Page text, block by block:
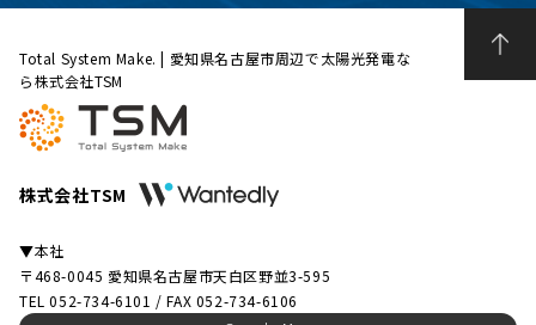
Total System Make. | 愛知県名古屋市周辺で太陽光発電な
ら株式会社TSM
株式会社TSM
▼本社
〒468-0045 愛知県名古屋市天白区野並3-595
TEL 052-734-6101 / FAX 052-734-6106